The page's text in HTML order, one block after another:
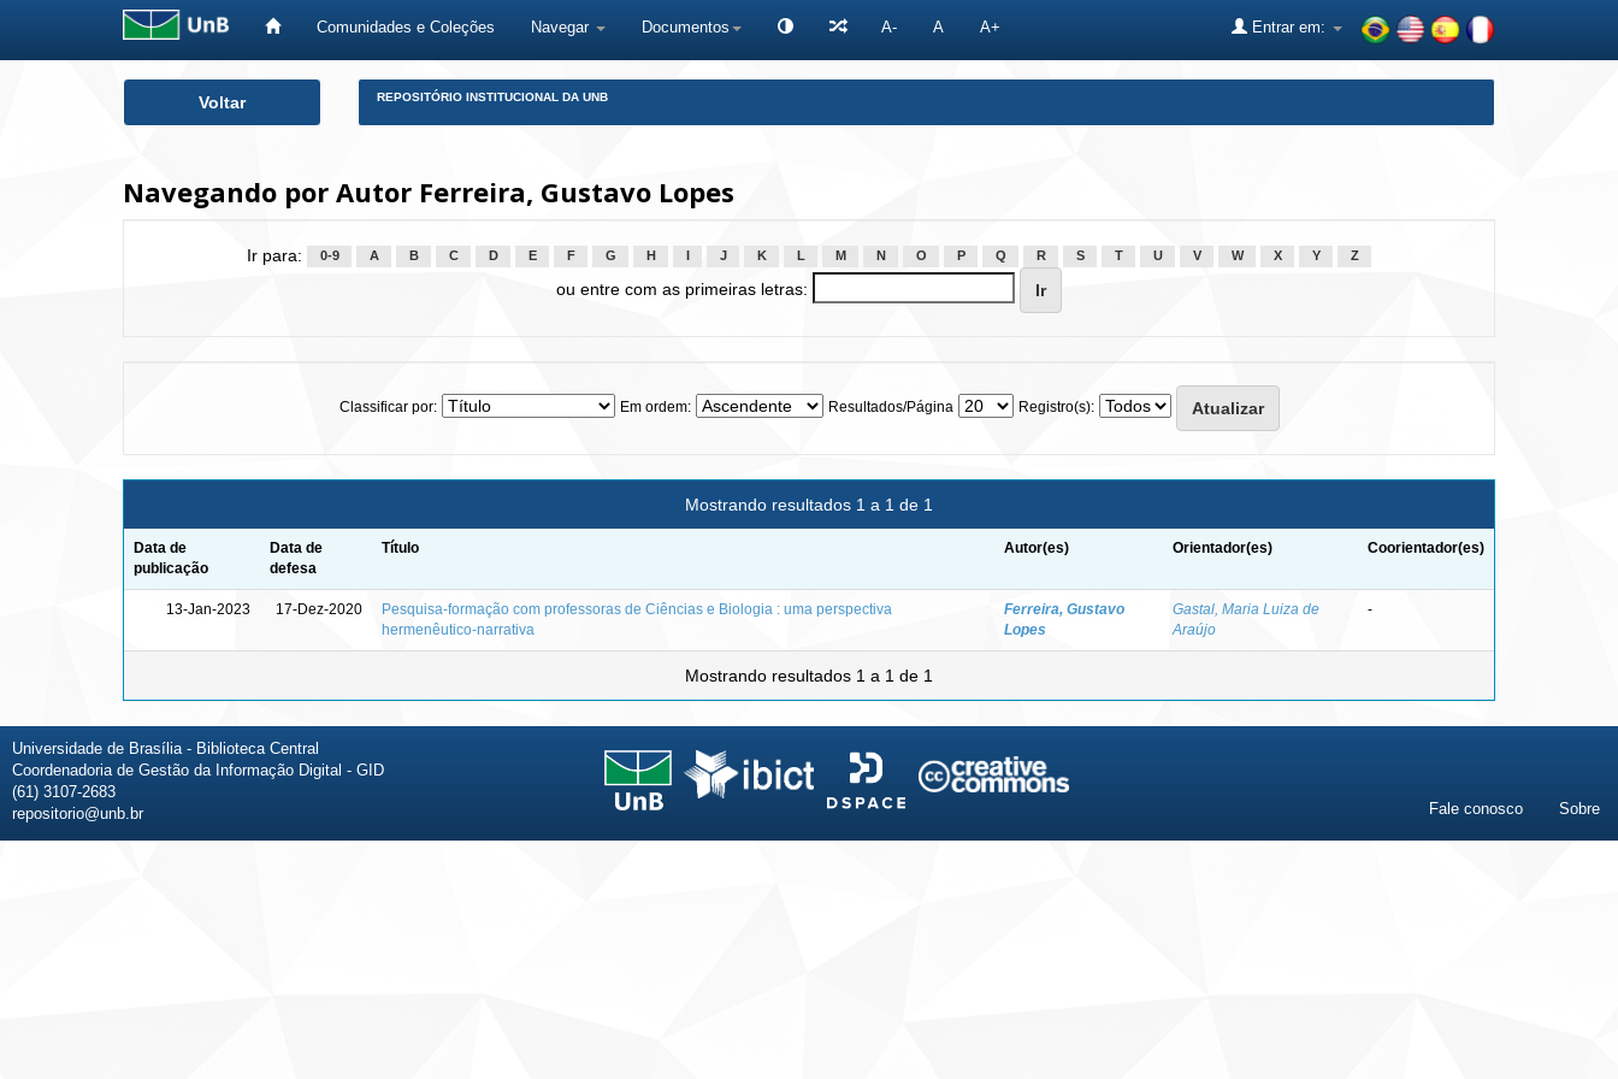
Comunidades e Coleções Navegar Documentos A- A A+ Entrar em:
Voltar REPOSITÓRIO INSTITUCIONAL DA UNB
Navegando por Autor Ferreira, Gustavo Lopes
Ir para: 0-9 A B C D E F G H J K L M N O P Q R S T U V W X Y Z
ou entre com as primeiras letras:
Classificar por: Em ordem: Resultados/Página Registro(s):
Mostrando resultados 1 a 1 de 1
Data de
publicação
Data de
defesa
Título Autor(es) Orientador(es) Coorientador(es)
13-Jan-2023 17-Dez-2020
Pesquisa-formação com professoras de Ciências e Biologia : uma perspectiva
hermenêutico-narrativa
Ferreira, Gustavo
Lopes
Gastal, Maria Luiza de
Araújo
-
Mostrando resultados 1 a 1 de 1
Universidade de Brasília - Biblioteca Central
Coordenadoria de Gestão da Informação Digital - GID
(61) 3107-2683
repositorio@unb.br
Fale conosco Sobre